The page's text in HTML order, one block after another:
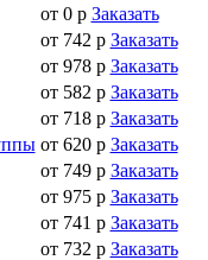
от 0 р Заказать
от 742 р Заказать
от 978 р Заказать
от 582 р Заказать
от 718 р Заказать
от 620 р Заказать
от 749 р Заказать
от 975 р Заказать
от 741 р Заказать
от 732 р Заказать